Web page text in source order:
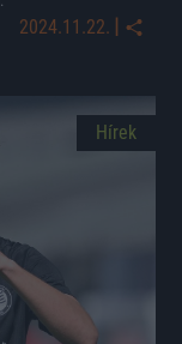
2024.11.22. |
Hírek